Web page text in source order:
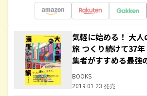
気軽に始める！ 大人
旅 つくり続けて37
集者がすすめる最強
BOOKS
2019.01.23 発売